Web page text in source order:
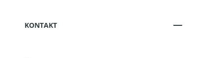
KONTAKT